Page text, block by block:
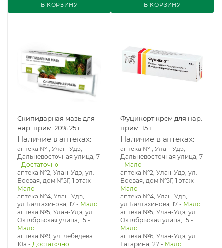
В КОРЗИНУ В КОРЗИНУ
Скипидарная мазь для
нар. прим. 20% 25 г
Наличие в аптеках:
аптека №1, Улан-Удэ,
Дальневосточная улица, 7
- Достаточно
аптека №2, Улан-Удэ, ул.
Боевая, дом №5Г, 1 этаж -
Мало
аптека №4, Улан-Удэ,
ул.Балтахинова, 17 - Мало
аптека №5, Улан-Удэ, ул. ​
Октябрьская улица, 15 -
Мало
аптека №9, ул. лебедева
10а - Достаточно
Фуцикорт крем для нар.
прим. 15 г
Наличие в аптеках:
аптека №1, Улан-Удэ,
Дальневосточная улица, 7
- Мало
аптека №2, Улан-Удэ, ул.
Боевая, дом №5Г, 1 этаж -
Мало
аптека №4, Улан-Удэ,
ул.Балтахинова, 17 - Мало
аптека №5, Улан-Удэ, ул. ​
Октябрьская улица, 15 -
Мало
аптека №6, Улан-Удэ, ул.
Гагарина, 27 - Мало